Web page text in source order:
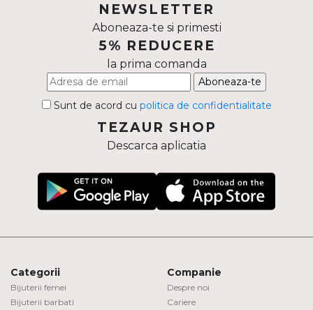
NEWSLETTER
Aboneaza-te si primesti
5% REDUCERE
la prima comanda
Aboneaza-te
Sunt de acord cu politica de confidentialitate
TEZAUR SHOP
Descarca aplicatia
Categorii
Bijuterii femei
Bijuterii barbati
Companie
Despre noi
Cariere